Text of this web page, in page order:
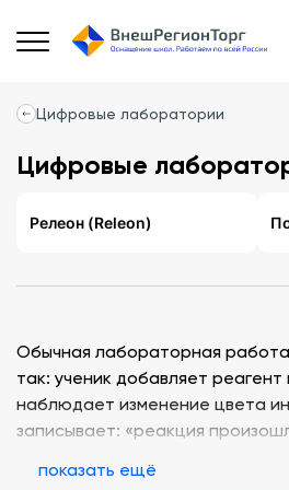
Цифровые лаборатории
Цифровые
Релеон (Releon)
Обычная лабораторная работа
так: ученик добавляет реагент
наблюдает изменение цвета
записывает: «реакция
датчик в реальном времени
показать ещё